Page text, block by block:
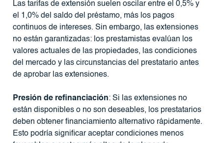
Las tarifas de extensión suelen oscilar entre el 0,5% y
el 1,0% del saldo del préstamo, más los pagos
continuos de intereses. Sin embargo, las extensiones
no están garantizadas: los prestamistas evalúan los
valores actuales de las propiedades, las condiciones
del mercado y las circunstancias del prestatario antes
de aprobar las extensiones.
Presión de refinanciación: Si las extensiones no
están disponibles o no son deseables, los prestatarios
deben obtener financiamiento alternativo rápidamente.
Esto podría significar aceptar condiciones menos